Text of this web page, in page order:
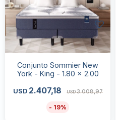
Conjunto Sommier New
York - King - 1.80 x 2.00
USD 2.407,18 USD3.008,97
19